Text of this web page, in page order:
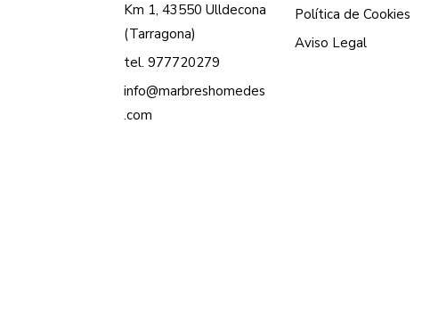
Km 1, 43550 Ulldecona
(Tarragona)
tel. 977720279
info@marbreshomedes
.com
Política de Cookies
Aviso Legal